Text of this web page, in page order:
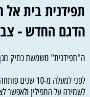
תפידנית בית אל
הדגם החדש -
ה"תפידנית" משמשת כתיק מגן
לפני למעלה מ-
לשמירה על התפילין ולאפשר